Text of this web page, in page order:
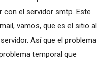
con el servidor smtp. Este
vamos, que es el sitio al
Así que el problema
temporal que